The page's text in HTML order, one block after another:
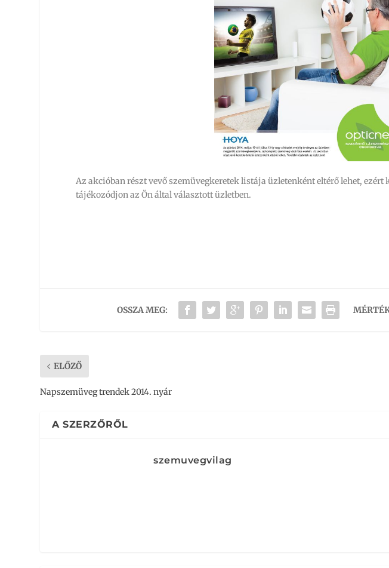
Az akcióban részt vevő szemüvegkeretek listája üzletenként eltérő lehet,
tájékozódjon az Ön által választott üzletben.
OSSZA MEG:
ELŐZŐ
Napszemüveg trendek 2014. nyár
A SZERZŐRŐL
szemuvegvilag